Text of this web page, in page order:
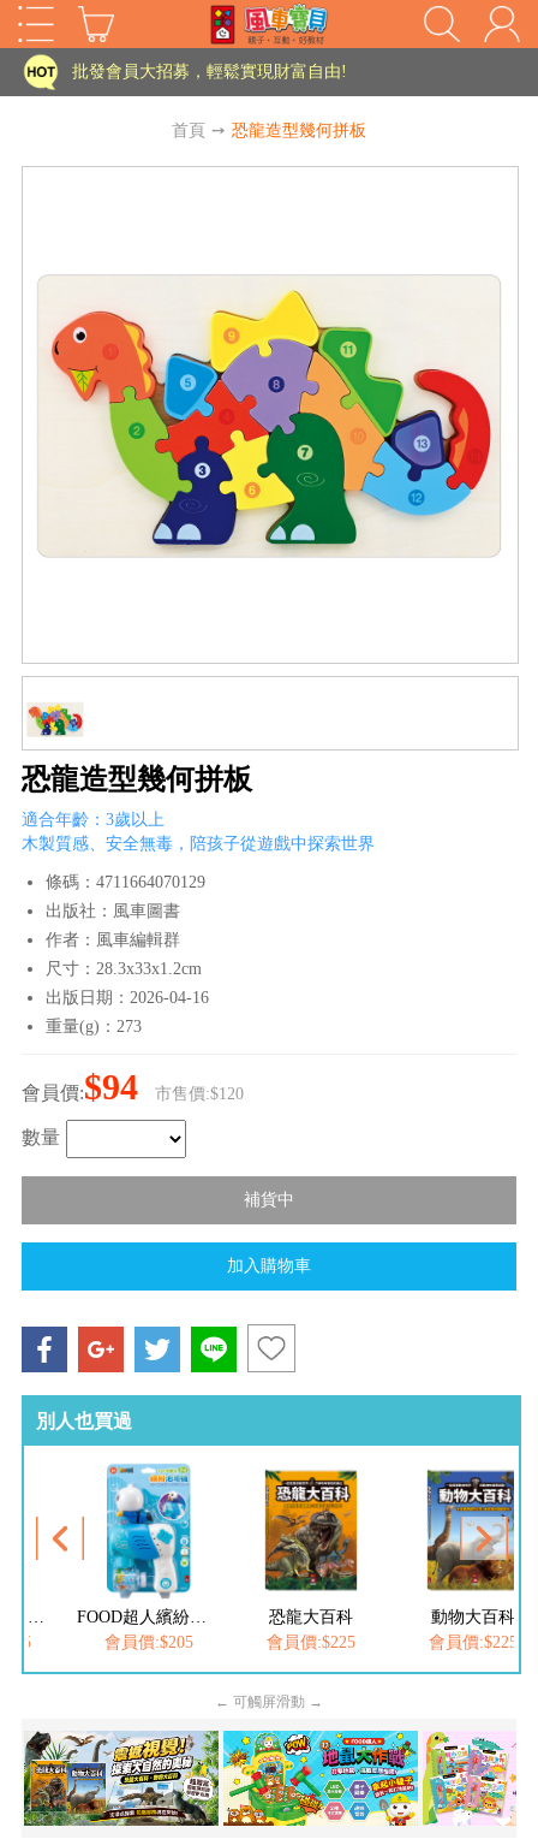
HOT
家長樂了!「風車書版集團暨FOOD超人企業總部」目前正興建中!
批發會員大招募，輕鬆實現財富自由!
老師您好!!幼教會員火熱招募中~
批發會員大招募，輕鬆實現財富自由!
老師您好!!幼教會員火熱招募中~
海外購物免煩惱！點我查看『海外購物流程說明』
首頁 ➙ 恐龍造型幾何拼板
恐龍造型幾何拼板
適合年齡：3歲以上
木製質感、安全無毒，陪孩子從遊戲中探索世界
條碼：4711664070129
出版社：風車圖書
作者：風車編輯群
尺寸：28.3x33x1.2cm
出版日期：2026-04-16
重量(g)：273
會員價:$94 市售價:$120
數量
別人也買過
會員價:$205
恐龍大百科
會員價:$225
動物大百科
會員價:$225
← 可觸屏滑動 →